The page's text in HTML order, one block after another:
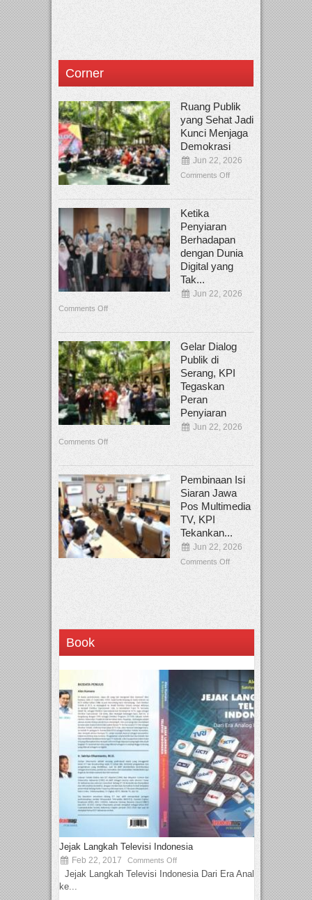
Corner
Ruang Publik
yang Sehat Jadi
Kunci Menjaga
Demokrasi
Jun 22, 2026
Comments Off
Ketika
Penyiaran
Berhadapan
dengan Dunia
Digital yang
Tak...
Jun 22, 2026
Comments Off
Gelar Dialog
Publik di
Serang, KPI
Tegaskan
Peran
Penyiaran
Jun 22, 2026
Comments Off
Pembinaan Isi
Siaran Jawa
Pos Multimedia
TV, KPI
Tekankan...
Jun 22, 2026
Comments Off
Book
Jejak Langkah Televisi Indonesia
Feb 22, 2017 Comments Off
Jejak Langkah Televisi Indonesia Dari Era Analog
ke...